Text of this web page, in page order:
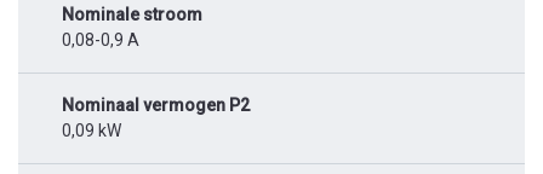
Nominale stroom
0,08-0,9 A
Nominaal vermogen P2
0,09 kW